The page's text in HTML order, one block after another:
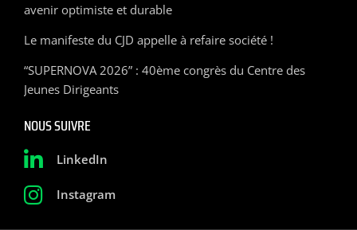
avenir optimiste et durable
Le manifeste du CJD appelle à refaire société !
“SUPERNOVA 2026” : 40ème congrès du Centre des
Jeunes Dirigeants
NOUS SUIVRE
LinkedIn
Instagram